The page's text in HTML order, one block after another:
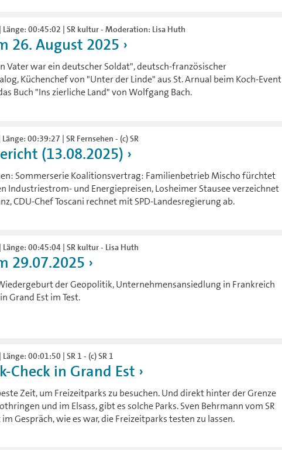
00:45:02 | SR kultur - Moderation: Lisa Huth
26. August 2025
Vater war ein deutscher Soldat", deutsch-französischer
Küchenchef von "Unter der Linde" aus St. Arnual beim Koch-Event
Buch "Ins zierliche Land" von Wolfgang Bach.
00:39:27 | SR Fernsehen - (c) SR
(13.08.2025)
Sommerserie Koalitionsvertrag: Familienbetrieb Mischo fürchtet
Industriestrom- und Energiepreisen, Losheimer Stausee verzeichnet
CDU-Chef Toscani rechnet mit SPD-Landesregierung ab.
00:45:04 | SR kultur - Lisa Huth
29.07.2025
der Geopolitik, Unternehmensansiedlung in Frankreich
Grand Est im Test.
00:01:50 | SR 1 - (c) SR 1
Check in Grand Est
Zeit, um Freizeitparks zu besuchen. Und direkt hinter der Grenze
und im Elsass, gibt es solche Parks. Sven Behrmann vom SR
Gespräch, wie es war, die Freizeitparks testen zu lassen.